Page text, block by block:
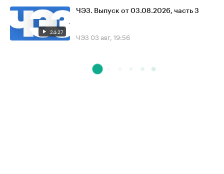
24:27
ЧЭЗ. Выпуск от 03.08.2026, часть 3
ЧЭЗ 03 авг, 19:56